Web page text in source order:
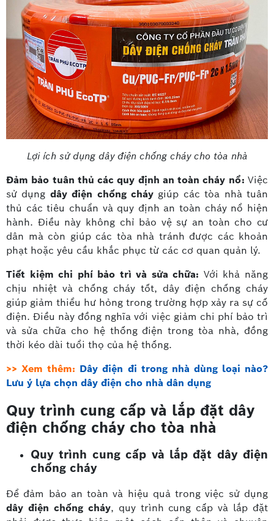
Lợi ích sử dụng dây điện chống cháy cho tòa nhà
Đảm bảo tuân thủ các quy định an toàn cháy nổ: Việc
sử dụng dây điện chống cháy giúp các tòa nhà tuân
thủ các tiêu chuẩn và quy định an toàn cháy nổ hiện
hành. Điều này không chỉ bảo vệ sự an toàn cho cư
dân mà còn giúp các tòa nhà tránh được các khoản
phạt hoặc yêu cầu khắc phục từ các cơ quan quản lý.
Tiết kiệm chi phí bảo trì và sửa chữa: Với khả năng
chịu nhiệt và chống cháy tốt, dây điện chống cháy
giúp giảm thiểu hư hỏng trong trường hợp xảy ra sự cố
điện. Điều này đồng nghĩa với việc giảm chi phí bảo trì
và sửa chữa cho hệ thống điện trong tòa nhà, đồng
thời kéo dài tuổi thọ của hệ thống.
>> Xem thêm: Dây điện đi trong nhà dùng loại nào?
Lưu ý lựa chọn dây điện cho nhà dân dụng
Quy trình cung cấp và lắp đặt dây
điện chống cháy cho tòa nhà
Quy trình cung cấp và lắp đặt dây điện
chống cháy
Để đảm bảo an toàn và hiệu quả trong việc sử dụng
dây điện chống cháy, quy trình cung cấp và lắp đặt